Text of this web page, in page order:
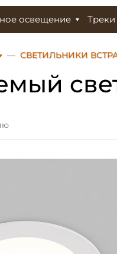
освещение Треки
СВЕТИЛЬНИКИ